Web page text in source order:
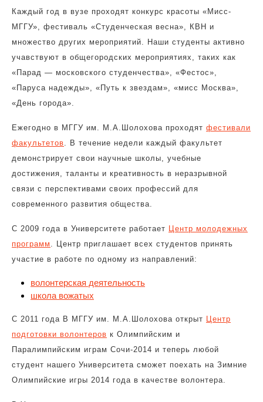
Каждый год в вузе проходят конкурс красоты «Мисс-
МГГУ», фестиваль «Студенческая весна», КВН и
множество других мероприятий. Наши студенты активно
учавствуют в общегородских мероприятиях, таких как
«Парад — московского студенчества», «Фестос»,
«Паруса надежды», «Путь к звездам», «мисс Москва»,
«День города».
Ежегодно в МГГУ им. М.А.Шолохова проходят фестивали
факультетов. В течение недели каждый факультет
демонстрирует свои научные школы, учебные
достижения, таланты и креативность в неразрывной
связи с перспективами своих профессий для
современного развития общества.
С 2009 года в Университете работает Центр молодежных
программ . Центр приглашает всех студентов принять
участие в работе по одному из направлений:
волонтерская деятельность
школа вожатых
С 2011 года В МГГУ им. М.А.Шолохова открыт Центр
подготовки волонтеров к Олимпийским и
Паралимпийским играм Сочи-2014 и теперь любой
студент нашего Университета сможет поехать на Зимние
Олимпийские игры 2014 года в качестве волонтера.